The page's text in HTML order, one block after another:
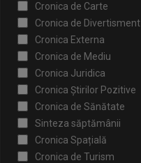
Cronica de Carte
Cronica de Divertisment
Cronica Externa
Cronica de Mediu
Cronica Juridica
Cronica Știrilor Pozitive
Cronica de Sănătate
Sinteza săptămânii
Cronica Spațială
Cronica de Turism